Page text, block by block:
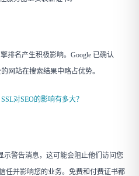
排名产生积极影响。Google 已确认
网站在搜索结果中略占优势。
对SEO的影响有多大？
示警告消息，这可能会阻止他们访问您
任并影响您的业务。免费和付费证书都